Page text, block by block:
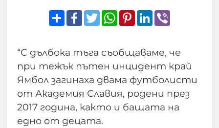
ShareFacebook
TwitterWhatsApp
Pinterest
LinkedIn
“С дълбока тъга съобщаваме, че
при тежък пътен инцидент край
Ямбол загинаха двама футболисти
от Академия Славия, родени през
2017 година, както и бащата на
едно от децата.